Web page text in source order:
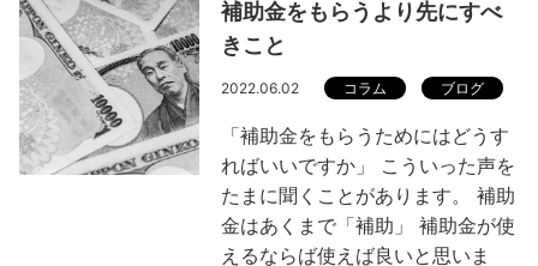
補助金をもらうより先にすべ
きこと
2022.06.02 コラム ブログ
「補助金をもらうためにはどうす
ればいいですか」 こういった声を
たまに聞くことがあります。 補助
金はあくまで「補助」 補助金が使
えるならば使えば良いと思いま